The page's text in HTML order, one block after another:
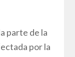
parte de la
por la